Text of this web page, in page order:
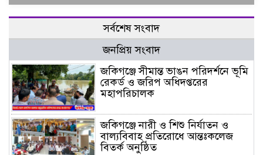
সর্বশেষ সংবাদ
জনপ্রিয় সংবাদ
জকিগঞ্জে সীমান্ত ভাঙন পরিদর্শনে ভূমি
রেকর্ড ও জরিপ অধিদপ্তরের
মহাপরিচালক
জকিগঞ্জে নারী ও শিশু নির্যাতন ও
বাল্যবিবাহ প্রতিরোধে আন্তঃকলেজ
বিতর্ক অনুষ্ঠিত